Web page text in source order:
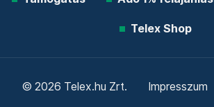
Telex Shop
© 2026 Telex.hu Zrt. Impresszum